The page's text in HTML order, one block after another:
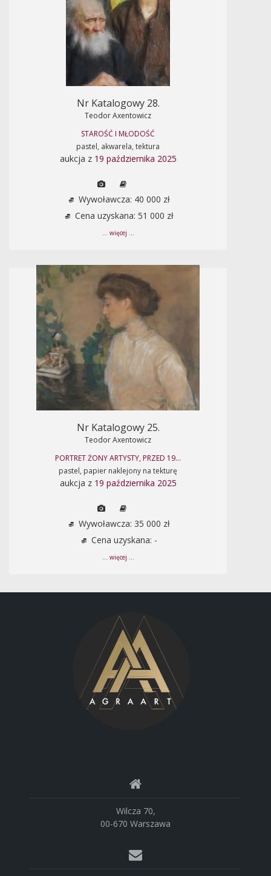
Nr Katalogowy 28.
Teodor Axentowicz
STAROŚĆ I MŁODOŚĆ
pastel, akwarela, tektura
aukcja z 19 października 2025
Wywoławcza: 40 000 zł
Cena uzyskana: 51 000 zł
... więcej ...
Nr Katalogowy 25.
Teodor Axentowicz
PORTRET ŻONY ARTYSTY, PRZED 19...
pastel, papier naklejony na tekturę
aukcja z 19 października 2025
Wywoławcza: 35 000 zł
Cena uzyskana: -
... więcej ...
Wilcza 70,
00-670 Warszawa